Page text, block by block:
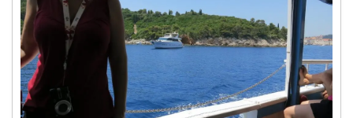
北・中南米
東南アジア
世界一周の準備
Web・ガジェット
スマホ・タブレット
PC・インターネット
ポケモンGO